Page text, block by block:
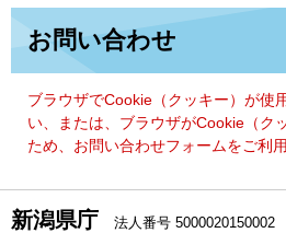
頭
す。
飛
て
お問い合わせ
ブラウザでCookie（クッキー）が使
い、または、ブラウザがCookie（ク
ため、お問い合わせフォームをご利
新潟県庁 法人番号 5000020150002